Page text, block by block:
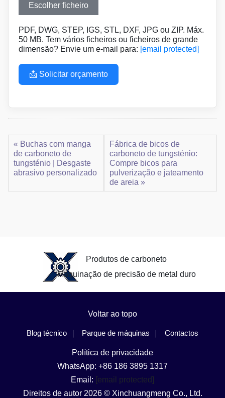
Escolher ficheiro
PDF, DWG, STEP, IGS, STL, DXF, JPG ou ZIP. Máx.
50 MB. Tem vários ficheiros ou ficheiros de grande
dimensão? Envie um e-mail para: [email protected]
📩 Solicitar orçamento
« Buchas com manga
de carboneto de
tungsténio | Desgaste
abrasivo personalizado
Fábrica de bicos de
carboneto de tungsténio:
Compre bicos para
pulverização e jateamento
de areia »
Produtos de carboneto
Maquinação de precisão de metal duro
Voltar ao topo
Blog técnico Parque de máquinas Contactos
Política de privacidade
WhatsApp: +86 186 3895 1317
Email: [email protected]
Direitos de autor 2026 © Xinchuangmeng Co., Ltd.